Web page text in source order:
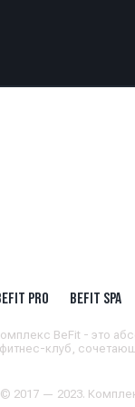
PRO BEFIT SPA
BeFit - это
клуб,
2017 — 2023.